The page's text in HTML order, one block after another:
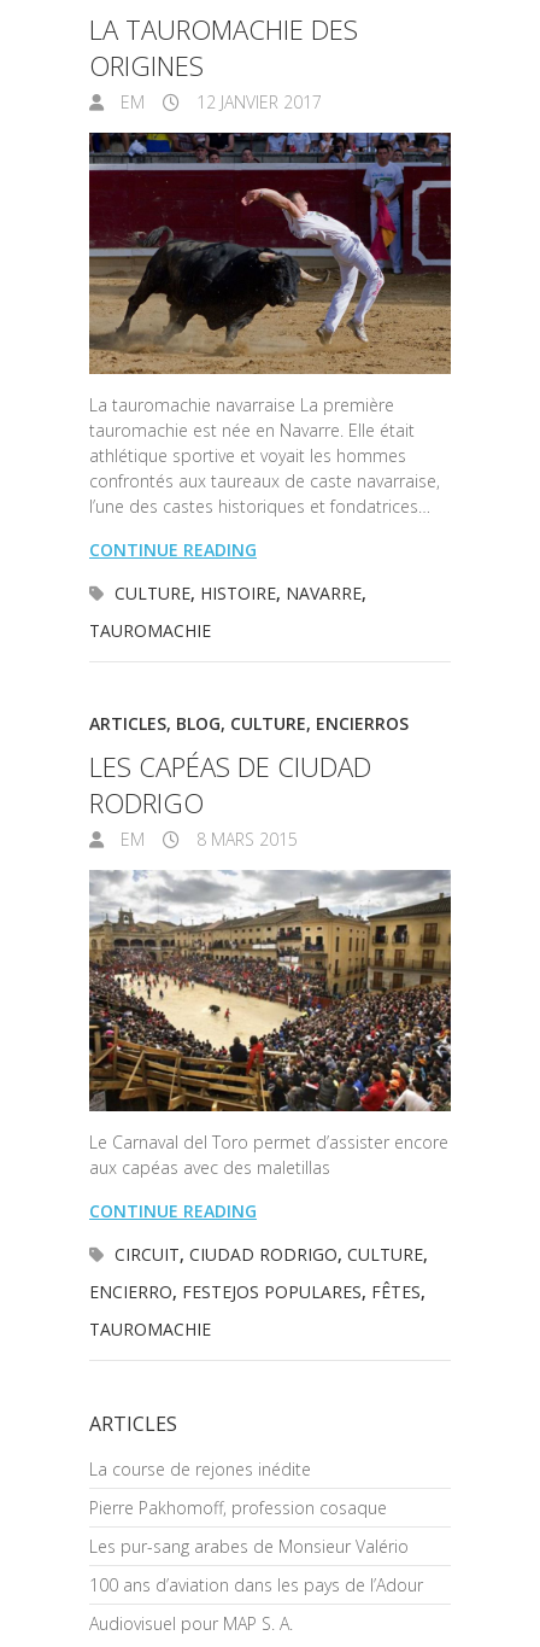
LA TAUROMACHIE DES
ORIGINES
EM 12 JANVIER 2017
La tauromachie navarraise La première
tauromachie est née en Navarre. Elle était
athlétique sportive et voyait les hommes
confrontés aux taureaux de caste navarraise,
l’une des castes historiques et fondatrices…
CONTINUE READING
CULTURE, HISTOIRE, NAVARRE,
TAUROMACHIE
ARTICLES, BLOG, CULTURE, ENCIERROS
LES CAPÉAS DE CIUDAD
RODRIGO
EM 8 MARS 2015
Le Carnaval del Toro permet d’assister encore
aux capéas avec des maletillas
CONTINUE READING
CIRCUIT, CIUDAD RODRIGO, CULTURE,
ENCIERRO, FESTEJOS POPULARES, FÊTES,
TAUROMACHIE
ARTICLES
La course de rejones inédite
Pierre Pakhomoff, profession cosaque
Les pur-sang arabes de Monsieur Valério
100 ans d’aviation dans les pays de l’Adour
Audiovisuel pour MAP S. A.